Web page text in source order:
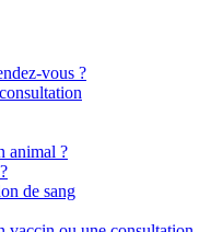
vous ?
animal ?
de sang